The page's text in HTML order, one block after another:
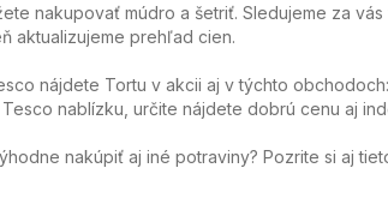
nakupovať múdro a šetriť. Sledujeme za
aktualizujeme prehľad cien.
nájdete Tortu v akcii aj v týchto obchodoch:
nablízku, určite nájdete dobrú cenu aj
nakúpiť aj iné potraviny? Pozrite si aj